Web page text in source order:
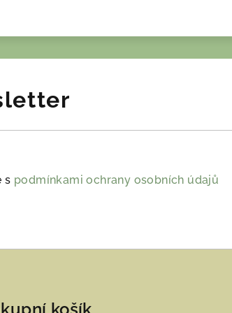
s podmínkami ochrany osobních údajů